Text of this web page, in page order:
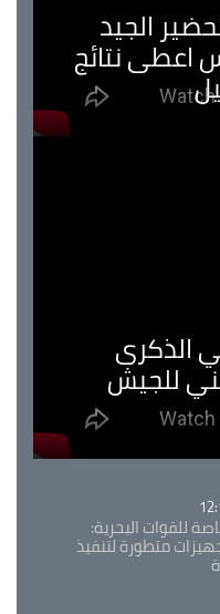
الجيد
اعطى نتائج
الذكرى
للجيش
للقوات البحرية:
متطورة لتنفيذ